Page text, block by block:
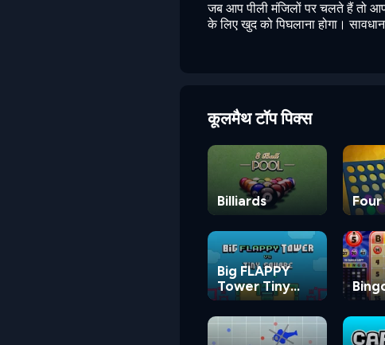
जब आप पीली मंजिलों पर चलते हैं तो
के लिए खुद को पिघलाना होगा।
कूलमैथ टॉप पिक्स
Billiards Four
Big FLAPPY
Tower Tiny
Square